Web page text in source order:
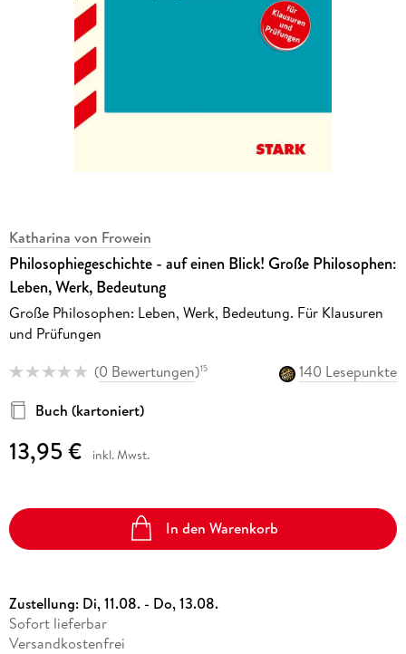
Katharina von Frowein
Philosophiegeschichte - auf einen Blick! Große Philosophen:
Leben, Werk, Bedeutung
Große Philosophen: Leben, Werk, Bedeutung. Für Klausuren
und Prüfungen
(0 Bewertungen)15
140 Lesepunkte
Buch (kartoniert)
13,95 € inkl. Mwst.
In den Warenkorb
Zustellung: Di, 11.08. - Do, 13.08.
Sofort lieferbar
Versandkostenfrei